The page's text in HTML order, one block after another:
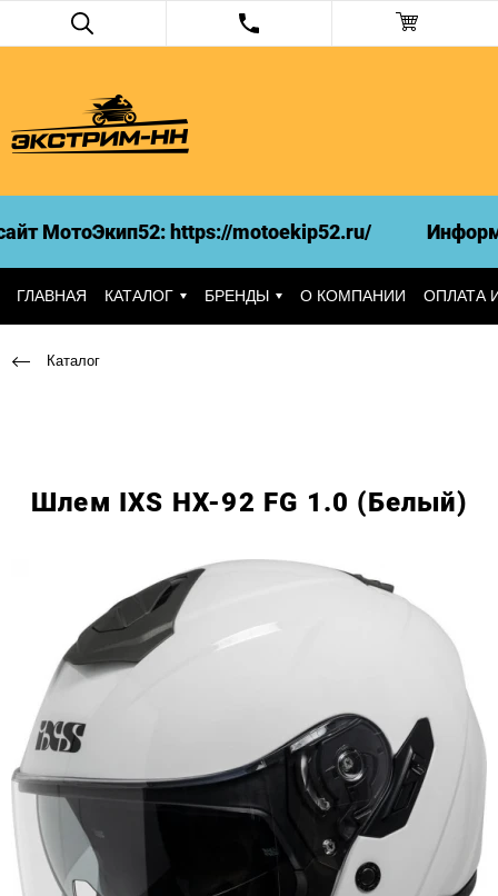
МотоЭкип52: https://motoekip52.ru/
ГЛАВНАЯ КАТАЛОГ БРЕНДЫ О КОМПАНИИ ОПЛАТА
Каталог
Шлем IXS HX-92 FG 1.0 (Белый)